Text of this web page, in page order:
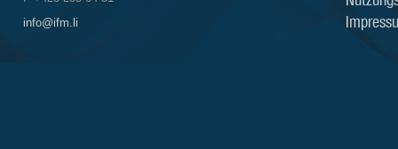
info@ifm.li